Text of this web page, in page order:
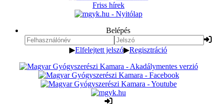
Friss hírek
Belépés
▶Elfelejtett jelszó▶Regisztráció